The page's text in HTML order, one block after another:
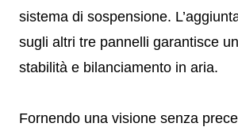
sistema di sospensione.
sugli altri tre pannelli garantisce
stabilità e bilanciamento in aria.
Fornendo una visione senza